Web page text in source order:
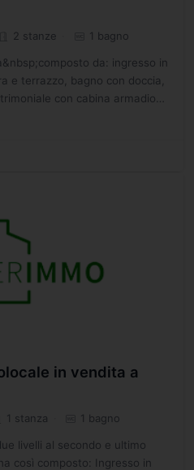
2 stanze 1 bagno
da: ingresso in
e terrazzo, bagno con doccia,
con cabina armadio
in vendita a
1 stanza 1 bagno
livelli al secondo e ultimo
così composto: Ingresso in